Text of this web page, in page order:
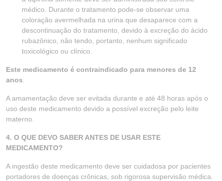
médico. Durante o tratamento pode-se observar uma
coloração avermelhada na urina que desaparece com a
descontinuação do tratamento, devido à excreção do ácido
rubazônico, não tendo, portanto, nenhum significado
toxicológico ou clínico.
Este medicamento é contraindicado para menores de 12
anos
A amamentação deve ser evitada durante e até 48 horas após o
uso deste medicamento devido a possível excreção pelo leite
materno.
4. O QUE DEVO SABER ANTES DE USAR ESTE
MEDICAMENTO?
A ingestão deste medicamento deve ser cuidadosa por pacientes
portadores de doenças crônicas, sob rigorosa supervisão médica.